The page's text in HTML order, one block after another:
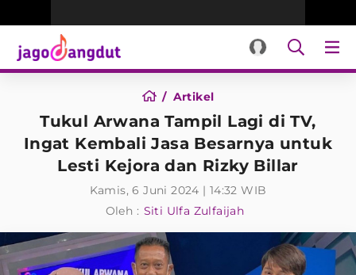
Artikel
Tukul Arwana Tampil Lagi di TV,
Ingat Kembali Jasa Besarnya untuk
Lesti Kejora dan Rizky Billar
Kamis, 6 Juni 2024 | 14:32 WIB
Oleh : Siti Ulfa Zulfaijah